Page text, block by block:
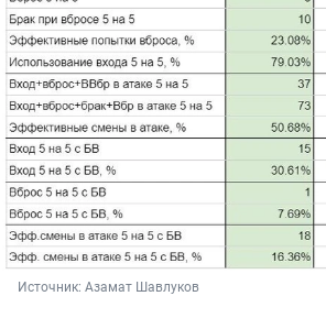
Источник: Азамат Шавлуков